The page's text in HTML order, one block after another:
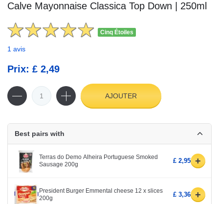
Calve Mayonnaise Classica Top Down | 250ml
Cinq Étoiles
1 avis
Prix: £ 2,49
AJOUTER
Best pairs with
Terras do Demo Alheira Portuguese Smoked
Sausage 200g
£ 2,95 +
President Burger Emmental cheese 12 x slices
200g
£ 3,36 +